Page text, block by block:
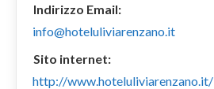
Indirizzo Email:
info@hoteluliviarenzano.it
Sito internet:
http://www.hoteluliviarenzano.it/